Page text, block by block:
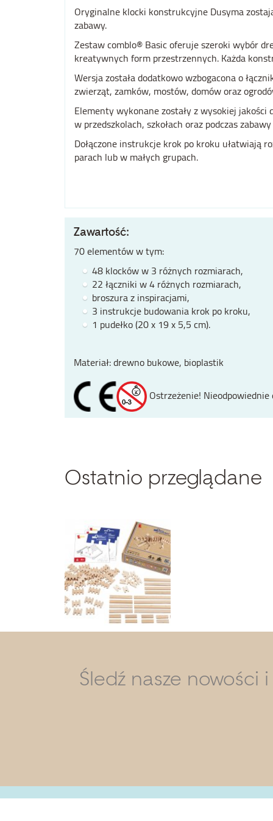
Oryginalne klocki konstrukcyjne Dusyma
zabawy.
Zestaw comblo® Basic oferuje szeroki wybór
kreatywnych form przestrzennych. Każda
Wersja została dodatkowo wzbogacona o
zwierząt, zamków, mostów, domów oraz
Elementy wykonane zostały z wysokiej
w przedszkolach, szkołach oraz podczas
Dołączone instrukcje krok po kroku ułatwiają
parach lub w małych grupach.
Zawartość:
70 elementów w tym:
48 klocków w 3 różnych rozmiarach,
22 łączniki w 4 różnych rozmiarach,
broszura z inspiracjami,
3 instrukcje budowania krok po kroku,
1 pudełko (20 x 19 x 5,5 cm).
Materiał: drewno bukowe, bioplastik
Ostrzeżenie!
Ostatnio przeglądane
Śledź nasze nowości